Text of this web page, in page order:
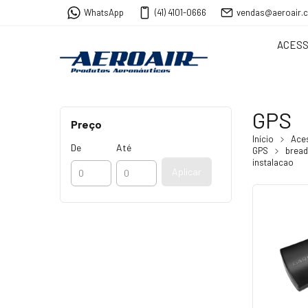
WhatsApp (41) 4101-0666
Preço
De Até
Aplicar
GPS
Início
GPS
instalacao